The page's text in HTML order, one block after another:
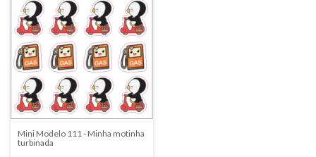
Mini Modelo 111 - Minha motinha
turbinada